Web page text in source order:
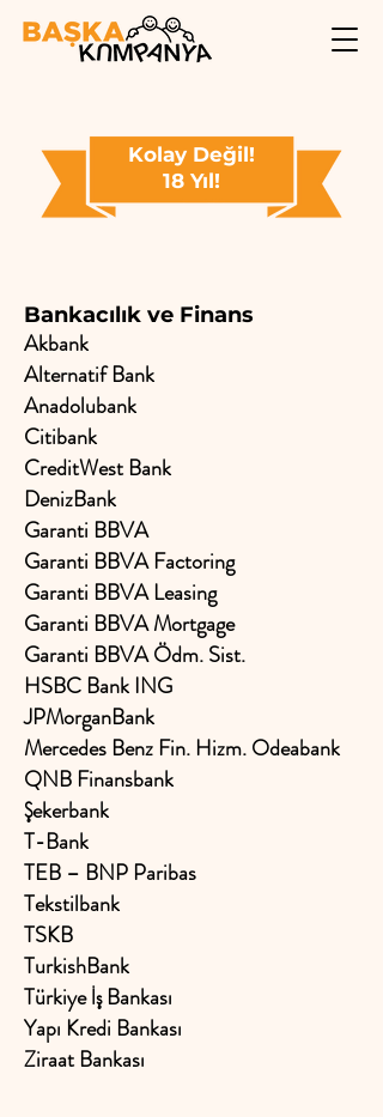
Kolay Değil!
18 Yıl!
Bankacılık ve Finans
Akbank
Alternatif Bank
Anadolubank
Citibank
CreditWest Bank
DenizBank
Garanti BBVA
Garanti BBVA Factoring
Garanti BBVA Leasing
Garanti BBVA Mortgage
Garanti BBVA Ödm. Sist.
HSBC Bank ING
JPMorganBank
Mercedes Benz Fin. Hizm. Odeabank
QNB Finansbank
Şekerbank
T-Bank
TEB – BNP Paribas
Tekstilbank
TSKB
TurkishBank
Türkiye İş Bankası
Yapı Kredi Bankası
Ziraat Bankası